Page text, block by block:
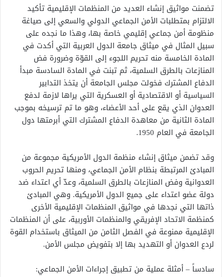
تضمنت مواثيق إنشاء العديد من المنظمات الإقليمية تأكيد
الالتزام بمتطلبات الأمن الجماعي الدولي والسعي إلى صياغة
منظومة أمن جماعي إقليمي خاصة بها، وهذا ما نجده على
سبيل المثال في ميثاق جامعة الدول العربية التي أكدت في
المادة الخامسة منه تحريم اللجوء إلى القوّة وضرورة فض
المنازعات بالطرق السلمية، ثم تبنت في المادة السادسة مبدأ
الدفاع المشترك فخولت مجلس الجامعة أن يتخذ التدابير
السياسية أو الاقتصادية أو العسكرية التي يراها لازمة لدفع
العدوان الذي يقع على أحد الأعضاء، وهو ما تم ترسيخه بموجب
المادة الثانية من معاهدة الدفاع المشترك التي أبرمتها دول
الجامعة في العام 1950.
وقد تضمن ميثاق إنشاء منظمة الدول الأمريكية مجموعة من
المبادئ المرتبطة بنظام الأمن الجماعي، ومنها تحريم الحروب
العدوانية وفض المنازعات بالطرق السلمية، وعدّ أي اعتداء ضد
دولة عضو اعتداء على جميع الدول الأمريكية. وهي المبادئ
ذاتها التي نجدها في مواثيق المنظمات الإقليمية الأخرى
كمنظمة الاتحاد الإفريقي والمنظمات الأوربية، على أن المنظمات
الإقليمية ممنوعة في الفصل الثامن من الميثاق باستخدام القوة
لردع العدوان أو التهديد بها إلا بتفويض مجلس الأمن.
سادساً – أمثلة عملية من تطبيق إجراءات الأمن الجماعي: